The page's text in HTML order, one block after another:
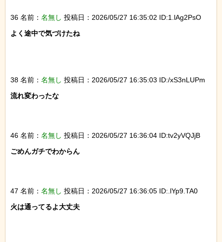
36 名前： 名無し 投稿日：2026/05/27 16:35:02 ID:1.lAg2PsO
よく途中で気づけたね
38 名前： 名無し 投稿日：2026/05/27 16:35:03 ID:/xS3nLUPm
流れ変わったな
46 名前： 名無し 投稿日：2026/05/27 16:36:04 ID:tv2yVQJjB
ごめんガチでわからん
47 名前： 名無し 投稿日：2026/05/27 16:36:05 ID:.lYp9.TA0
火は通ってるよ大丈夫